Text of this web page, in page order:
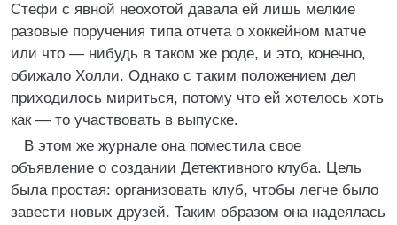
Стефи с явной неохотой давала ей лишь мелкие
разовые поручения типа отчета о хоккейном матче
или что — нибудь в таком же роде, и это, конечно,
обижало Холли. Однако с таким положением дел
приходилось мириться, потому что ей хотелось хоть
как — то участвовать в выпуске.
В этом же журнале она поместила свое
объявление о создании Детективного клуба. Цель
была простая: организовать клуб, чтобы легче было
завести новых друзей. Таким образом она надеялась